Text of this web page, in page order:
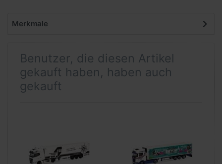
Merkmale
Benutzer, die diesen Artikel
gekauft haben, haben auch
gekauft